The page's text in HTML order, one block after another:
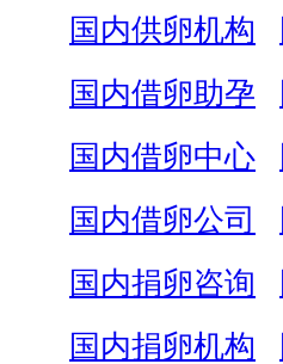
国内供卵机构
国内借卵助孕
国内借卵中心
国内借卵公司
国内捐卵咨询
国内捐卵机构